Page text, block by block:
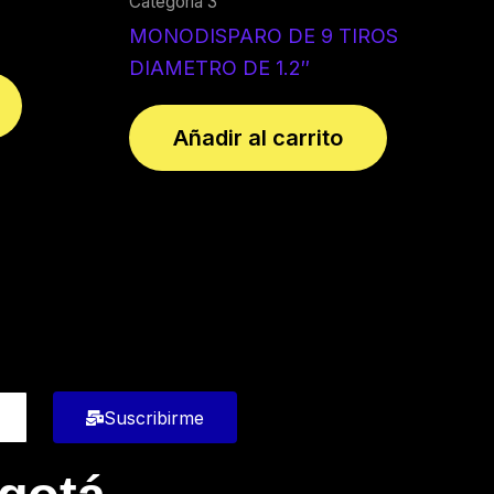
MONODISPARO DE 9 TIROS
DIAMETRO DE 1.2″
Añadir al carrito
Suscribirme